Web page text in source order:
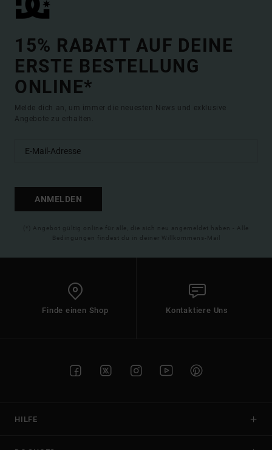
15% RABATT AUF DEINE
ERSTE BESTELLUNG
ONLINE*
Melde dich an, um immer die neuesten News und exklusive
Angebote zu erhalten.
ANMELDEN
(*) Angebot gültig online für alle, die sich neu angemeldet haben - Alle
Bedingungen findest du in deiner Willkommens-Mail
Finde einen Shop Kontaktiere Uns
HILFE